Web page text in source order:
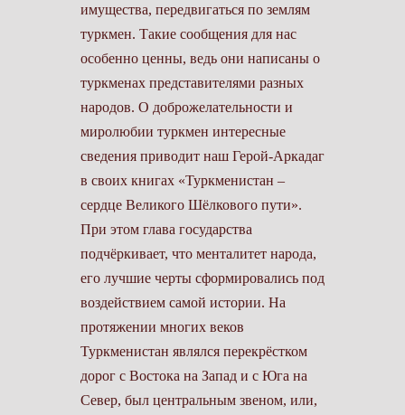
имущества, передвигаться по землям
туркмен. Такие сообщения для нас
особенно ценны, ведь они написаны о
турк­менах представителями разных
народов. О доброжелательности и
миролюбии турк­мен интересные
сведения приводит наш Герой-Аркадаг
в своих книгах «Туркменистан –
сердце Великого Шёлкового пути».
При этом глава государства
подчёркивает, что менталитет народа,
его лучшие черты сформировались под
воздействием самой истории. На
протяжении многих веков
Туркменистан являлся перекрёстком
дорог с Востока на Запад и с Юга на
Север, был центральным звеном, или,